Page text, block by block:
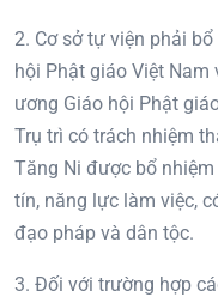
2. Cơ sở tự viện phải
hội Phật giáo Việt Nam
ương Giáo hội Phật
Trụ trì có trách nhiệm
Tăng Ni được bổ
tín, năng lực làm việc,
đạo pháp và dân tộc.
3. Đối với trường hợp